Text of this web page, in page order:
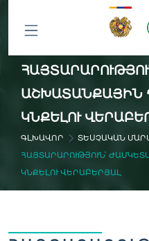
ԲՈԼՈՐ
ԲԱԺԻՆՆԵՐԸ
ԱՇԽԱՏԱՆՔԱՅԻՆ
ԿՆՔԵԼՈՒ
ԳԼԽԱՎՈՐ ՏԵՍՉԱԿԱՆ
ՀԱՅՏԱՐԱՐՈՒԹՅՈՒՆ՝
ԿՆՔԵԼՈՒ ՎԵՐԱԲԵՐՅԱԼ